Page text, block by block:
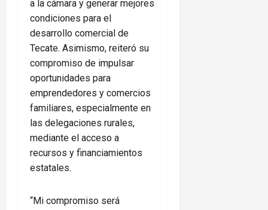
a la cámara y generar mejores
condiciones para el
desarrollo comercial de
Tecate. Asimismo, reiteró su
compromiso de impulsar
oportunidades para
emprendedores y comercios
familiares, especialmente en
las delegaciones rurales,
mediante el acceso a
recursos y financiamientos
estatales.
“Mi compromiso será